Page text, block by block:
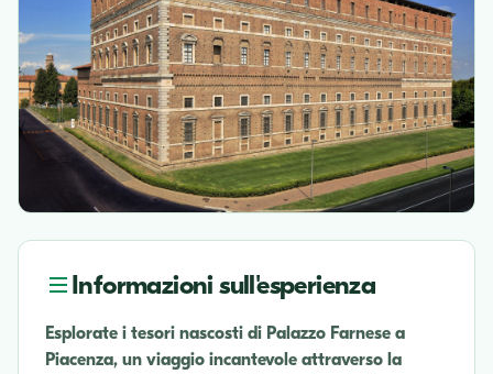
Informazioni sull'esperienza
Esplorate i tesori nascosti di Palazzo Farnese a
Piacenza, un viaggio incantevole attraverso la